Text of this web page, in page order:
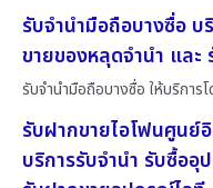
รับจำนำมือถือบางซื่อ
ขายของหลุดจำนำ แล
รับจำนำมือถือบางซื่อ ให้บริการ
รับฝากขายไอโฟนศูนย์
บริการรับจำนำ รับซื้อ